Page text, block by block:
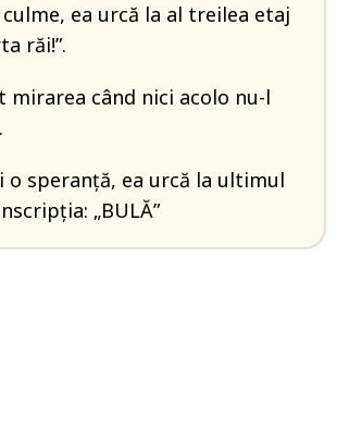
ea urcă la al treilea etaj
răi!”.
mirarea când nici acolo nu-l
o speranță, ea urcă la ultimul
„BULĂ”